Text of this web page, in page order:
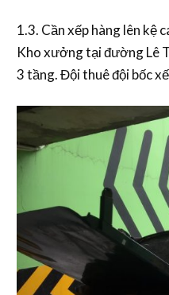
1.3. Cần xếp hàng lên kệ
Kho xưởng tại đường Lê
3 tầng. Độithuê đội bốc